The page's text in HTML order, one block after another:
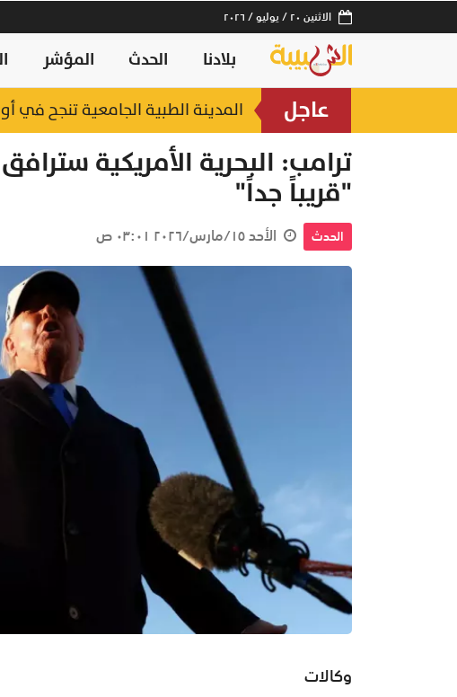
الاثنين ٢٠ / يوليو / ٢٠٢٦
بلادنا الحدث المؤشر
عاجل المدينة الطبية الجامعية تنجح
ترامب: البحرية الأمريكية
"قريباً جداً"
الحدث الأحد ١٥/مارس/٢٠٢٦ ٠٣:٠١ ص
وكالات